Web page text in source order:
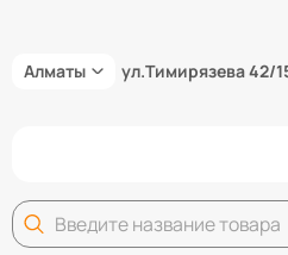
Алматы ул.Тимирязева 42/